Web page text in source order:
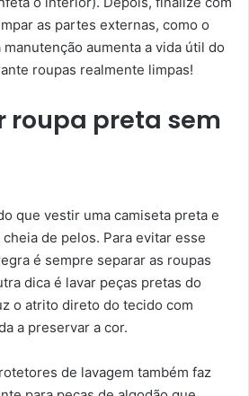
as partes externas, como o
manutenção aumenta a vida útil do
roupas realmente limpas!
roupa preta sem
que vestir uma camiseta preta e
de pelos. Para evitar esse
é sempre separar as roupas
dica é lavar peças pretas do
o atrito direto do tecido com
a preservar a cor.
de lavagem também faz